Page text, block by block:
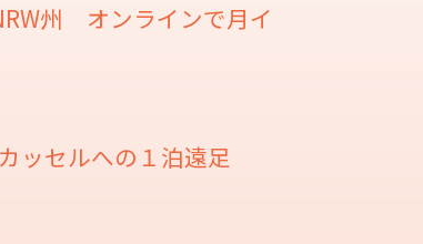
州 オンラインで月イ
カッセルへの１泊遠足